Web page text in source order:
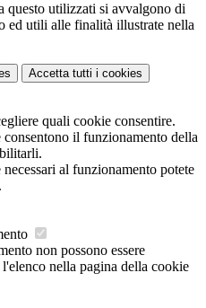
questo utilizzati si avvalgono di
ed utili alle finalità illustrate nella
Accetta tutti i cookies
quali cookie consentire.
il funzionamento della
al funzionamento potete
.
non possono essere
nella pagina della cookie